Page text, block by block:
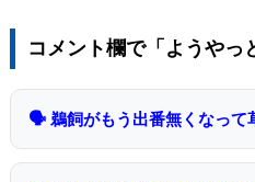
コメント欄で「ようやっ
🗣 鵜飼がもう出番無くなって